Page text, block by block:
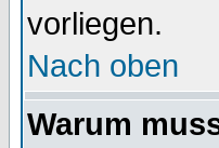
vorliegen.
Nach oben
Warum